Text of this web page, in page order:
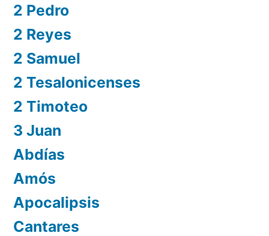
2 Pedro
2 Reyes
2 Samuel
2 Tesalonicenses
2 Timoteo
3 Juan
Abdías
Amós
Apocalipsis
Cantares